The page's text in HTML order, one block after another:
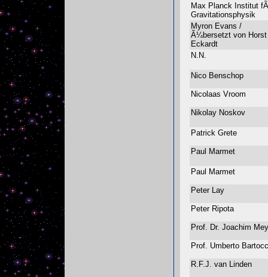
Max Planck Institut
Gravitationsphysik
Myron Evans /
Ã¼bersetzt von Horst
Eckardt
N.N.
Nico Benschop
Nicolaas Vroom
Nikolay Noskov
Patrick Grete
Paul Marmet
Paul Marmet
Peter Lay
Peter Ripota
Prof. Dr. Joachim
Prof. Umberto
R.F.J. van Linden